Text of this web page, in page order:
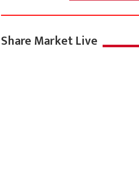
Share Market Live